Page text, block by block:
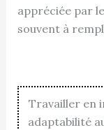
appréciée par
souvent à
Travailler en
adaptabilité